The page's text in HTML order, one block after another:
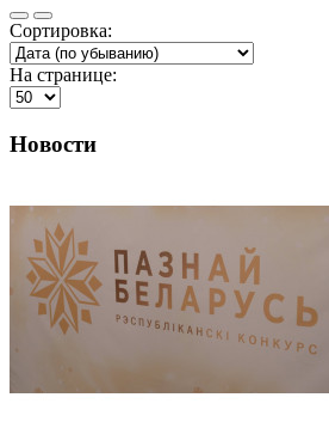
Сортировка:
На странице:
Новости